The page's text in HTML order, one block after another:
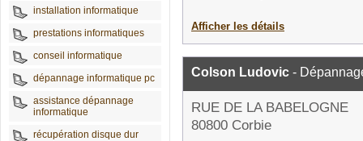
installation informatique
prestations informatiques
conseil informatique
dépannage informatique pc
assistance dépannage
informatique
récupération disque dur
Afficher les détails
Colson Ludovic -
RUE DE LA BABELOGNE
80800 Corbie